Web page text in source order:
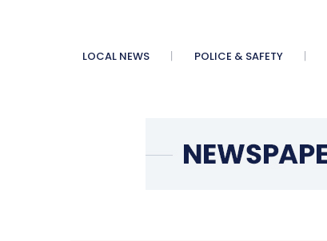
LOCAL NEWS POLICE & SAFETY